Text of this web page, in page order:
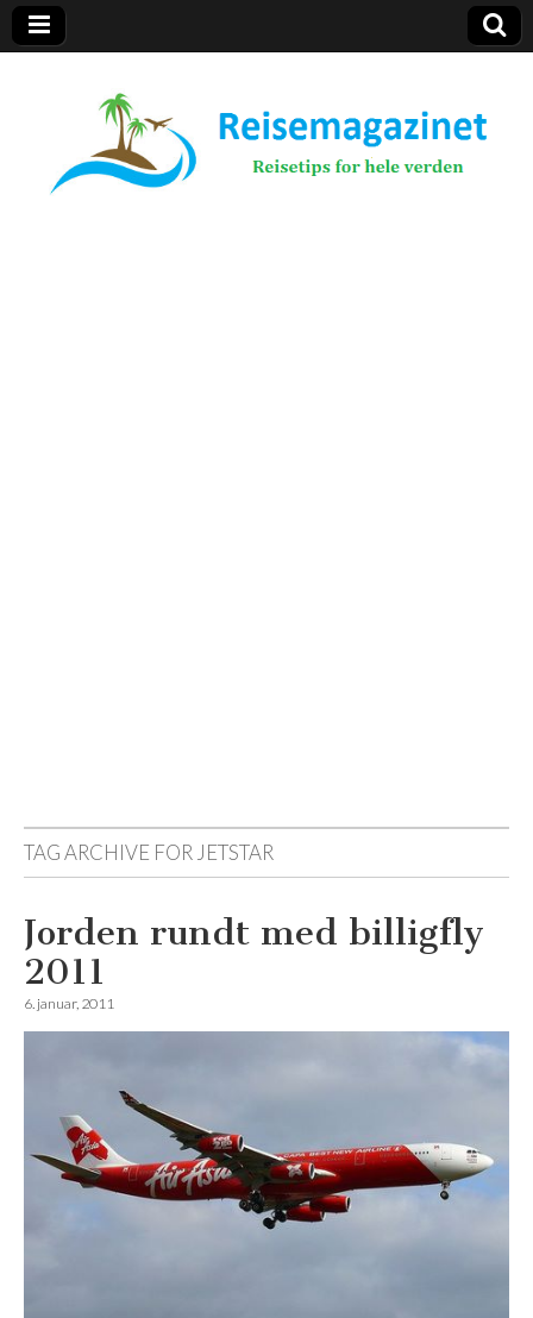
Reisemagazinet
TAG ARCHIVE FOR JETSTAR
Jorden rundt med billigfly
2011
6. januar, 2011